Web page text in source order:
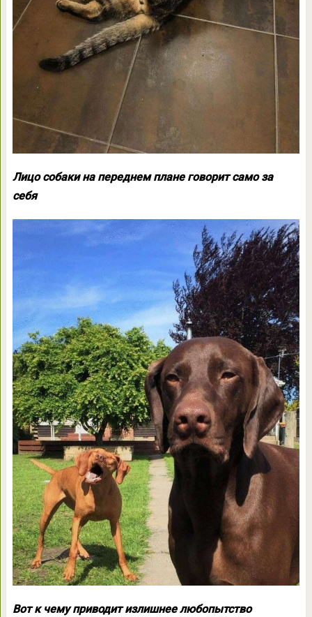
Лицо собаки на переднем плане говорит само за
себя
Вот к чему приводит излишнее любопытство